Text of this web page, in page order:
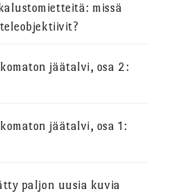
missä
jäätalvi, osa 2:
jäätalvi, osa 1:
paljon uusia kuvia